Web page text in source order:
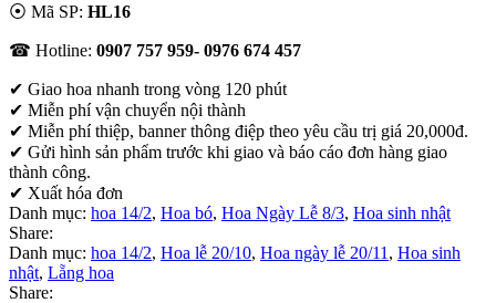
⦿ Mã SP: HL16
☎ Hotline: 0907 757 959- 0976 674 457
✔ Giao hoa nhanh trong vòng 120 phút
✔ Miễn phí vận chuyển nội thành
✔ Miễn phí thiệp, banner thông điệp theo yêu cầu trị giá 20,000đ.
✔ Gửi hình sản phẩm trước khi giao và báo cáo đơn hàng giao
thành công.
✔ Xuất hóa đơn
Danh mục: hoa 14/2, Hoa bó, Hoa Ngày Lễ 8/3, Hoa sinh nhật
Share:
Danh mục: hoa 14/2, Hoa lễ 20/10, Hoa ngày lễ 20/11 , Hoa sinh
nhật, Lẵng hoa
Share: